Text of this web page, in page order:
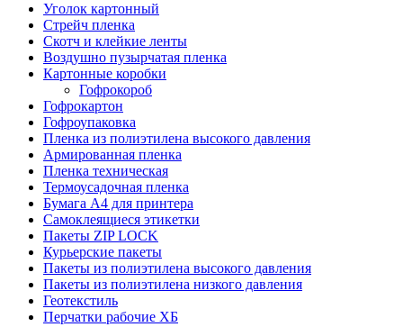
Уголок картонный
Стрейч пленка
Скотч и клейкие ленты
Воздушно пузырчатая пленка
Картонные коробки
Гофрокороб
Гофрокартон
Гофроупаковка
Пленка из полиэтилена высокого давления
Армированная пленка
Пленка техническая
Термоусадочная пленка
Бумага А4 для принтера
Самоклеящиеся этикетки
Пакеты ZIP LOCK
Курьерские пакеты
Пакеты из полиэтилена высокого давления
Пакеты из полиэтилена низкого давления
Геотекстиль
Перчатки рабочие ХБ